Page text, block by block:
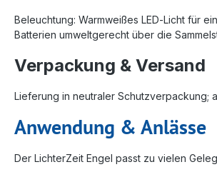
Beleuchtung: Warmweißes LED‑Licht für
Batterien umweltgerecht über die
Verpackung & Versand
Lieferung in neutraler Schutzverpackung;
Anwendung & Anlässe
Der LichterZeit Engel passt zu vielen